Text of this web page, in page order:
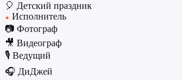
🎈 Детский праздник
★ Исполнитель
📷 Фотограф
🎥 Видеограф
🎙️ Ведущий
🎧 ДиДжей